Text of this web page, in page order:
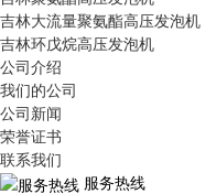
吉林大流量聚氨酯高压发泡机
吉林环戊烷高压发泡机
公司介绍
我们的公司
公司新闻
荣誉证书
联系我们
服务热线